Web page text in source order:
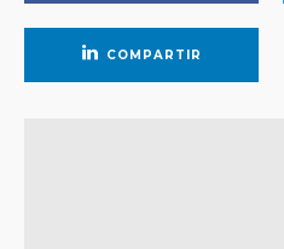
COMPARTIR